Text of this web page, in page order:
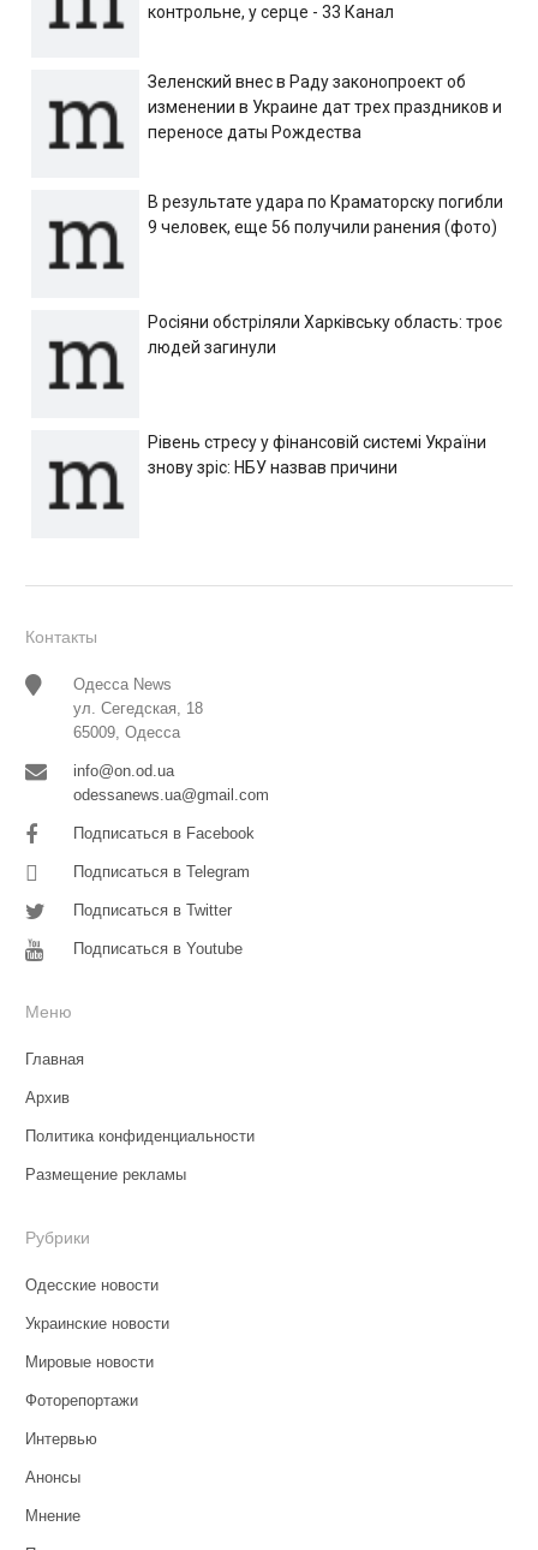
контрольне, у серце - 33 Канал
Зеленский внес в Раду законопроект об
изменении в Украине дат трех праздников и
переносе даты Рождества
В результате удара по Краматорску погибли
9 человек, еще 56 получили ранения (фото)
Росіяни обстріляли Харківську область: троє
людей загинули
Рівень стресу у фінансовій системі України
знову зріс: НБУ назвав причини
Контакты
Одесса News
ул. Сегедская, 18
65009, Одесса
info@on.od.ua
odessanews.ua@gmail.com
Подписаться в Facebook
Подписаться в Telegram
Подписаться в Twitter
Подписаться в Youtube
Меню
Главная
Архив
Политика конфиденциальности
Размещение рекламы
Рубрики
Одесские новости
Украинские новости
Мировые новости
Фоторепортажи
Интервью
Анонсы
Мнение